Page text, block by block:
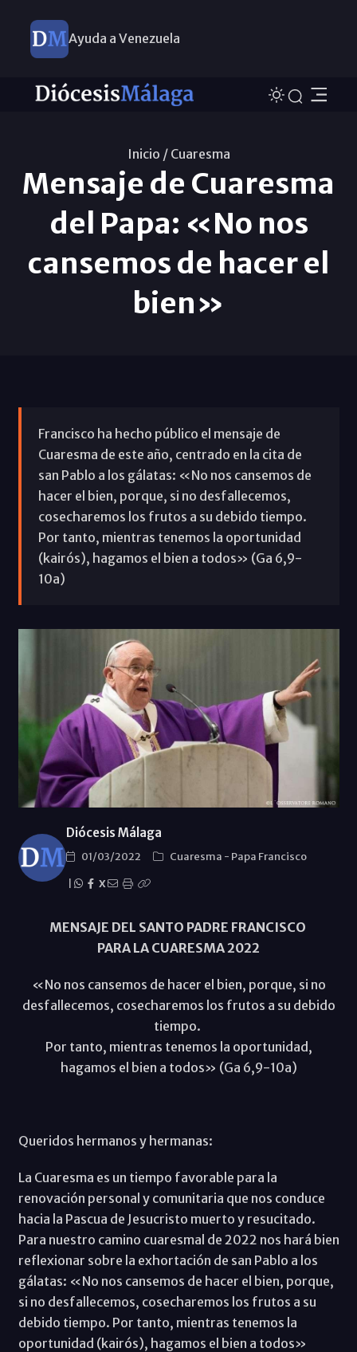
Ayuda a Venezuela
Inicio / Cuaresma
Mensaje de Cuaresma
del Papa: «No nos
cansemos de hacer el
bien»
Francisco ha hecho público el mensaje de
Cuaresma de este año, centrado en la cita de
san Pablo a los gálatas: «No nos cansemos de
hacer el bien, porque, si no desfallecemos,
cosecharemos los frutos a su debido tiempo.
Por tanto, mientras tenemos la oportunidad
(kairós), hagamos el bien a todos» (Ga 6,9-
10a)
Diócesis Málaga
01/03/2022 Cuaresma - Papa Francisco
X
MENSAJE DEL SANTO PADRE FRANCISCO
PARA LA CUARESMA 2022
«No nos cansemos de hacer el bien, porque, si no
desfallecemos, cosecharemos los frutos a su debido
tiempo.
Por tanto, mientras tenemos la oportunidad,
hagamos el bien a todos» (Ga 6,9-10a)
Queridos hermanos y hermanas:
La Cuaresma es un tiempo favorable para la
renovación personal y comunitaria que nos conduce
hacia la Pascua de Jesucristo muerto y resucitado.
Para nuestro camino cuaresmal de 2022 nos hará bien
reflexionar sobre la exhortación de san Pablo a los
gálatas: «No nos cansemos de hacer el bien, porque,
si no desfallecemos, cosecharemos los frutos a su
debido tiempo. Por tanto, mientras tenemos la
oportunidad (kairós), hagamos el bien a todos»